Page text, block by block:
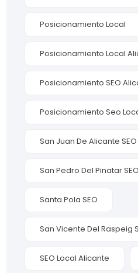
Posicionamiento Local
Posicionamiento Local
Posicionamiento SEO
Posicionamiento Seo
San Juan De Alicante SEO
San Pedro Del Pinatar SEO
Santa Pola SEO
San Vicente Del Raspeig
SEO Local Alicante